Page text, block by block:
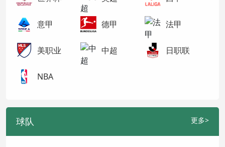
意甲 德甲 法甲
美职业 中超 日职联
NBA
球队 更多>